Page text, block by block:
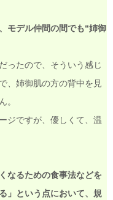
モデル仲間の間でも“姉御
ったので、そういう感じ
、姉御肌の方の背中を見
。
ジですが、優しくて、温
なるための食事法などを
」という点において、規